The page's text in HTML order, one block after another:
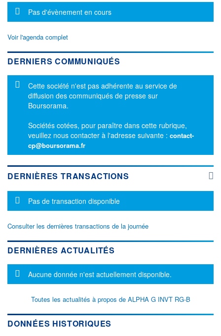
Message d'information
Pas d'évènement en cours
Voir l'agenda complet
DERNIERS COMMUNIQUÉS
Message d'information
Cette société n'est pas adhérente au service de
diffusion des communiqués de presse sur
Boursorama.
Sociétés cotées, pour paraître dans cette rubrique,
veuillez nous contacter à l'adresse suivante : contact-
cp@boursorama.fr
DERNIÈRES TRANSACTIONS
Message d'information
Pas de transaction disponible
Consulter les dernières transactions de la journée
DERNIÈRES ACTUALITÉS
Message d'information
Aucune donnée n'est actuellement disponible.
Toutes les actualités à propos de ALPHA G INVT RG-B
DONNÉES HISTORIQUES